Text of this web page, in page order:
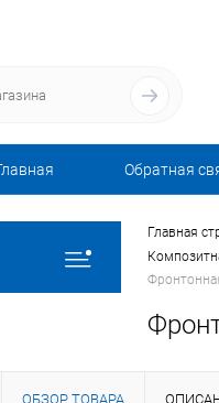
Обратная
Главная
ОБЗОР ТОВАРА